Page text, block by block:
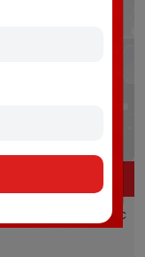
bảo học viên được